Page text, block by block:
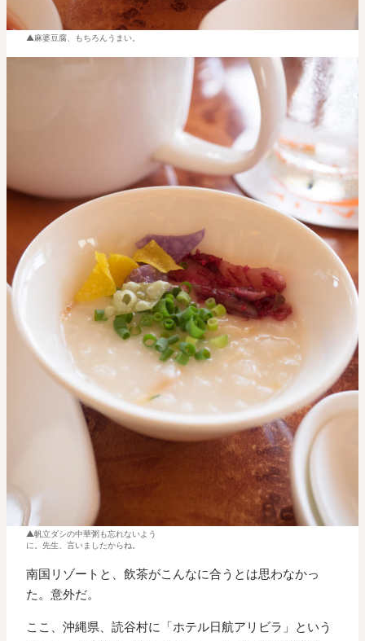
麻婆豆腐、もちろんうまい。
帆立ダシの中華粥も忘れないよう
に。先生、言いましたからね。
南国リゾートと、飲茶がこんなに合うとは思わなかっ
た。意外だ。
ここ、沖縄県、読谷村に「ホテル日航アリビラ」という